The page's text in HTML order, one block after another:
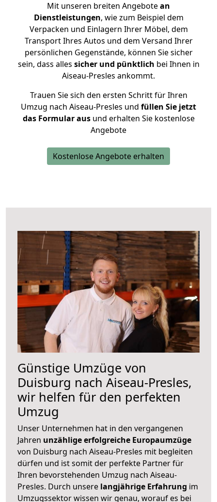
Mit unseren breiten Angebotean
Dienstleistungen, wie zum Beispiel dem
Verpacken und Einlagern Ihrer Möbel, dem
Transport Ihres Autos und dem Versand Ihrer
persönlichen Gegenstände, können Sie sicher
sein, dass alles sicher und pünktlich bei Ihnen in
Aiseau-Presles ankommt.
Trauen Sie sich den ersten Schritt für Ihren
Umzug nach Aiseau-Presles und füllen Sie jetzt
das Formular ausund erhalten Sie kostenlose
Angebote
Kostenlose Angebote erhalten
Günstige Umzüge von
Duisburg nach Aiseau-Presles,
wir helfen für den perfekten
Umzug
Unser Unternehmen hat in den vergangenen
Jahren unzählige erfolgreiche Europaumzüge
von Duisburg nach Aiseau-Presles mit begleiten
dürfen und ist somit der perfekte Partner für
Ihren bevorstehenden Umzug nach Aiseau-
Presles. Durch unsere langjährige Erfahrung im
Umzugssektor wissen wir genau, worauf es bei